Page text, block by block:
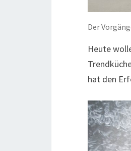
Der
Heute
hat den